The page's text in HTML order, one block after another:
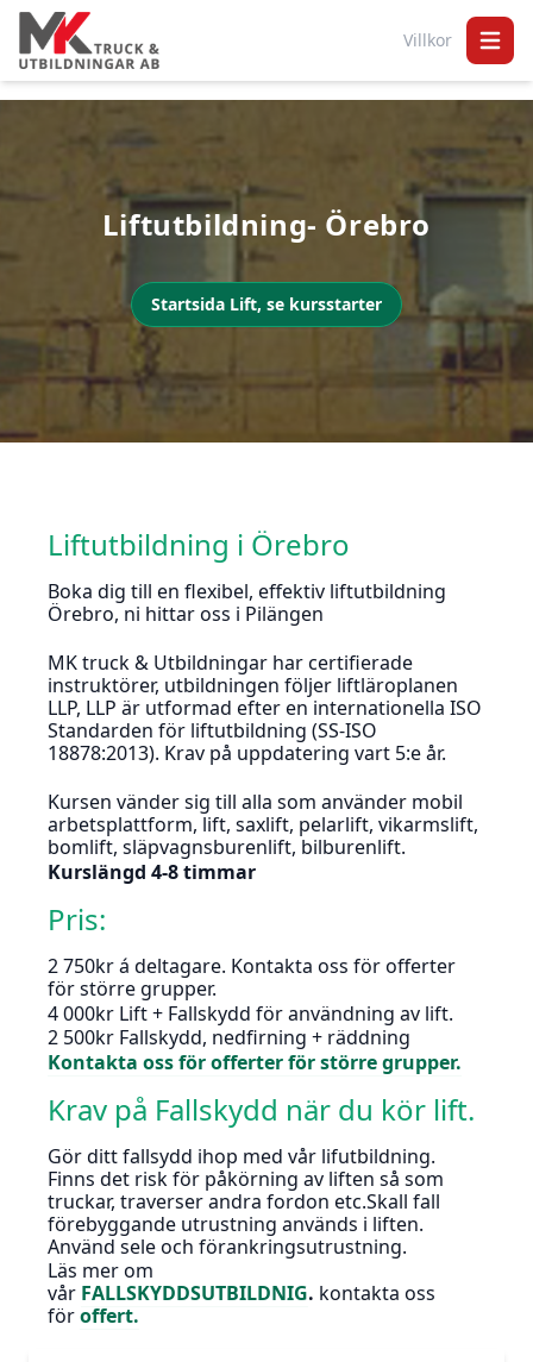
Villkor Open
Liftutbildning- Örebro
Startsida Lift, se kursstarter
Liftutbildning i Örebro
Boka dig till en flexibel, effektiv liftutbildning
Örebro, ni hittar oss i Pilängen
MK truck & Utbildningar har certifierade
instruktörer, utbildningen följer liftläroplanen
LLP, LLP är utformad efter en internationella ISO
Standarden för liftutbildning (SS-ISO
18878:2013). Krav på uppdatering vart 5:e år.
Kursen vänder sig till alla som använder mobil
arbetsplattform, lift, saxlift, pelarlift, vikarmslift,
bomlift, släpvagnsburenlift, bilburenlift.
Kurslängd 4-8 timmar
Pris:
2 750kr á deltagare. Kontakta oss för offerter
för större grupper.
4 000kr Lift + Fallskydd för användning av lift.
2 500kr Fallskydd, nedfirning + räddning
Kontakta oss för offerter för större grupper.
Krav på Fallskydd när du kör lift.
Gör ditt fallsydd ihop med vår lifutbildning.
Finns det risk för påkörning av liften så som
truckar, traverser andra fordon etc.Skall fall
förebyggande utrustning används i liften.
Använd sele och förankringsutrustning.
Läs mer om
vår FALLSKYDDSUTBILDNIG. kontakta oss
föroffert.